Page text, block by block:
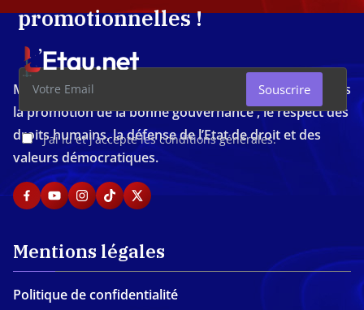
promotionnelles !
J'ai lu et j'accepte les conditions générales.
Souscrire
Média d'investigation ivoirien résolument engagé dans
la promotion de la bonne gouvernance , le respect des
droits humains, la défense de l’Etat de droit et des
valeurs démocratiques.
Mentions légales
Politique de confidentialité